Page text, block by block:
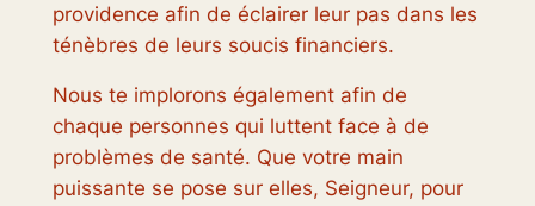
providence afin de éclairer leur pas dans les
ténèbres de leurs soucis financiers.
Nous te implorons également afin de
chaque personnes qui luttent face à de
problèmes de santé. Que votre main
puissante se pose sur elles, Seigneur, pour